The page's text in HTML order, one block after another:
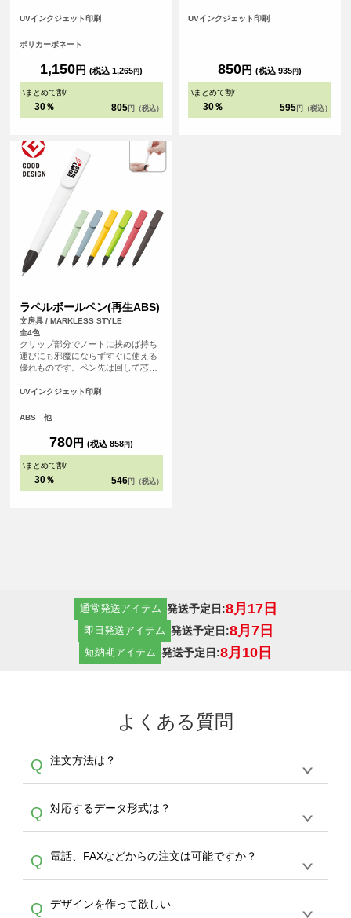
UVインクジェット印刷
ポリカーボネート
1,150円 (税込 1,265円)
\まとめて割/
30％ 805 円（税込）
使える優れものです。 用途で使い分
るなど展開色が多いからこそ出来る
アレンジが魅力の一つです。
UVインクジェット印刷
850円 (税込 935円)
\まとめて割/
30％ 595 円（税込）
ラペルボールペン(再生ABS)
文房具 / MARKLESS STYLE
全4色
クリップ部分でノートに挟めば持ち
運びにも邪魔にならずすぐに使える
優れものです。ペン先は回して芯を
ボールペンの径は0.7mm。
UVインクジェット印刷
ABS 他
780円 (税込 858円)
\まとめて割/
30％ 546 円（税込）
通常発送アイテム 発送予定日:8月17日
即日発送アイテム 発送予定日:8月7日
短納期アイテム 発送予定日:8月10日
よくある質問
Q 注文方法は？
A
生産にて承っております。デザインツールから
デザインの作成から決済まで完了できます。
30枚以上やシルク印刷など、大口注文の場合
は、サポートが担当するエコバッグコンシェル
やタンブラーコンシェルをご利用ください。製
作する数量が多ければ多いほど、オンデマンド
サービスよりも低価格で製作することが可能で
Q 対応するデータ形式は？
A
ドできるデータ形式は、JPG / PNG / AI / PSD /
PDF 形式になります。データの最大サイズ
写真などもアップロード可能です。使用できな
Q 電話、FAXなどからの注文は可能ですか？
A
文のみ受け付けております。30個以上のご製
Q デザインを作って欲しい